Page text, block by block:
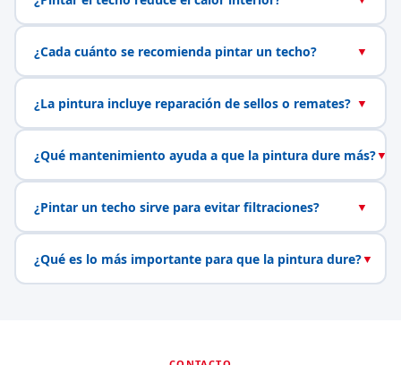
¿Cada cuánto se recomienda pintar un techo? ▼
¿La pintura incluye reparación de sellos o remates? ▼
¿Qué mantenimiento ayuda a que la pintura dure más?▼
¿Pintar un techo sirve para evitar filtraciones? ▼
¿Qué es lo más importante para que la pintura dure?▼